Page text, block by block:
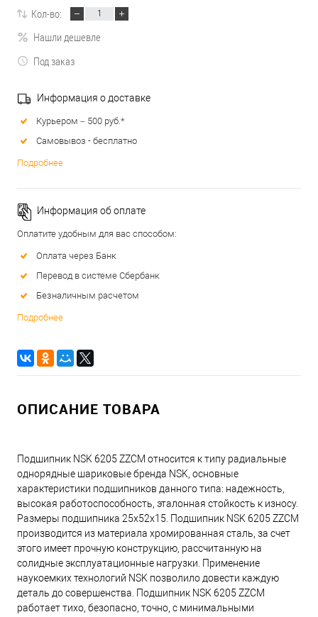
Кол-во:
Нашли дешевле
Под заказ
Информация о доставке
Курьером – 500 руб.*
Самовывоз - бесплатно
Подробнее
Информация об оплате
Оплатите удобным для вас способом:
Оплата через Банк
Перевод в системе Сбербанк
Безналичным расчетом
Подробнее
ОПИСАНИЕ ТОВАРА
Подшипник NSK 6205 ZZCM относится к типу радиальные
однорядные шариковые бренда NSK, основные
характеристики подшипников данного типа: надежность,
высокая работоспособность, эталонная стойкость к износу.
Размеры подшипника 25x52x15. Подшипник NSK 6205 ZZCM
производится из материала хромированная сталь, за счет
этого имеет прочную конструкцию, рассчитанную на
солидные эксплуатационные нагрузки. Применение
наукоемких технологий NSK позволило довести каждую
деталь до совершенства. Подшипник NSK 6205 ZZCM
работает тихо, безопасно, точно, с минимальными